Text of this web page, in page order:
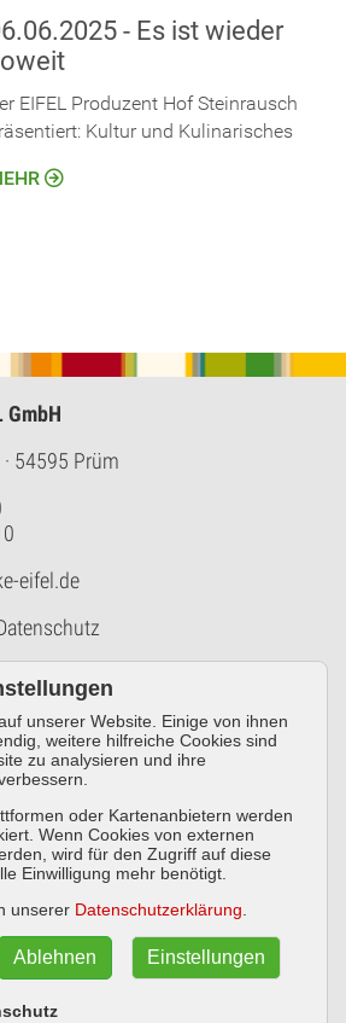
- Es ist wieder
EIFEL Produzent Hof Steinrausch
Kultur und Kulinarisches
GmbH
· 54595 Prüm
eifel.de
auf
unserer Website. Einige von ihnen
weitere hilfreiche Cookies sind
zu analysieren und ihre
oder Kartenanbietern werden
Wenn Cookies von externen
wird für den Zugriff auf diese
Einwilligung mehr benötigt.
unserer Datenschutzerklärung
Einstellungen
Ablehnen